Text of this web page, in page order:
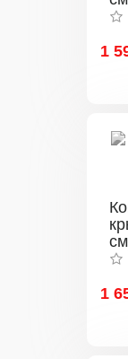
1
1